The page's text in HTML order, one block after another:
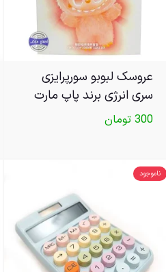
عروسک لبوبو سورپرایزی
سری انرژی برند پاپ مارت
300 تومان
ناموجود